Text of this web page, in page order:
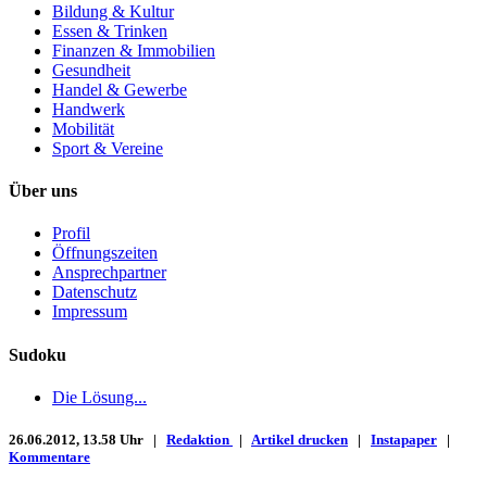
Bildung & Kultur
Essen & Trinken
Finanzen & Immobilien
Gesundheit
Handel & Gewerbe
Handwerk
Mobilität
Sport & Vereine
Über uns
Profil
Öffnungszeiten
Ansprechpartner
Datenschutz
Impressum
Sudoku
Die Lösung...
26.06.2012, 13.58 Uhr | Redaktion | Artikel drucken | Instapaper |
Kommentare